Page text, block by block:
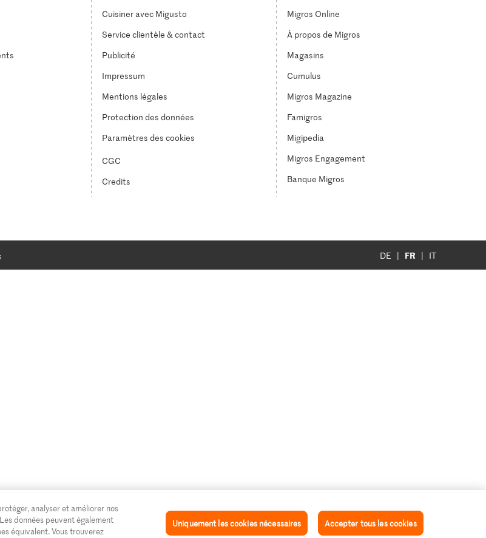
Cuisiner avec Migusto
Service clientèle & contact
Publicité
Impressum
Mentions légales
Protection des données
Paramètres des cookies
CGC
Credits
Migros Online
À propos de Migros
Magasins
Cumulus
Migros Magazine
Famigros
Migipedia
Migros Engagement
Banque Migros
DE FR IT
analyser et améliorer nos
données peuvent également
équivalent. Vous trouverez
Uniquement les cookies nécessaires Accepter tous les cookies